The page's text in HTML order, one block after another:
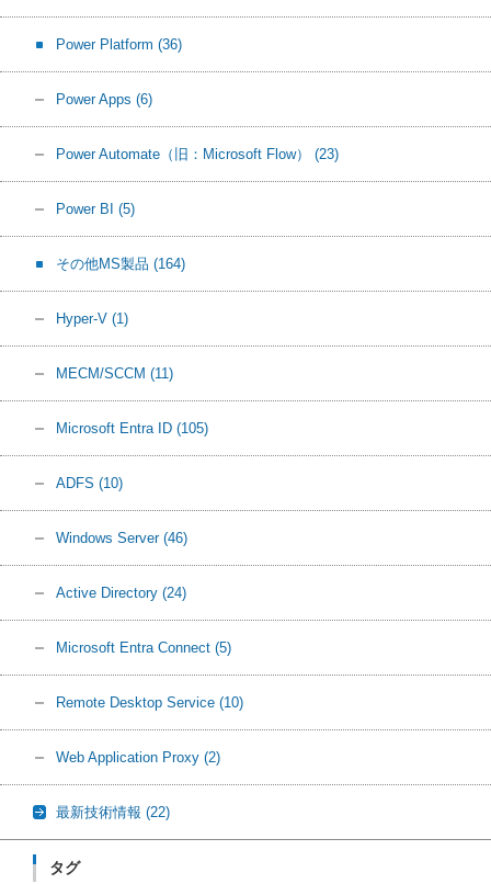
Power Platform (36)
Power Apps (6)
Power Automate（旧：Microsoft Flow） (23)
Power BI (5)
その他MS製品 (164)
Hyper-V (1)
MECM/SCCM (11)
Microsoft Entra ID (105)
ADFS (10)
Windows Server (46)
Active Directory (24)
Microsoft Entra Connect (5)
Remote Desktop Service (10)
Web Application Proxy (2)
最新技術情報 (22)
タグ